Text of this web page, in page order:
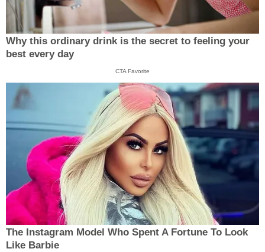
Why this ordinary drink is the secret to feeling your
best every day
CTA Favorite
The Instagram Model Who Spent A Fortune To Look
Like Barbie